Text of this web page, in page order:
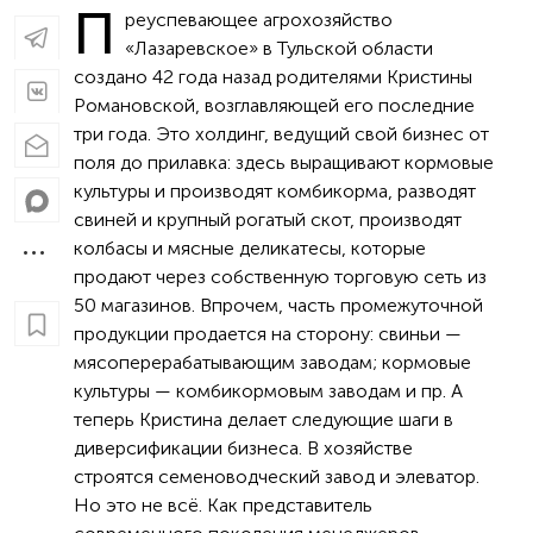
П
реуспевающее агрохозяйство
«Лазаревское» в Тульской области
создано 42 года назад родителями Кристины
Романовской, возглавляющей его последние
три года. Это холдинг, ведущий свой бизнес от
поля до прилавка: здесь выращивают кормовые
культуры и производят комбикорма, разводят
свиней и крупный рогатый скот, производят
колбасы и мясные деликатесы, которые
продают через собственную торговую сеть из
50 магазинов. Впрочем, часть промежуточной
продукции продается на сторону: свиньи —
мясоперерабатывающим заводам; кормовые
культуры — комбикормовым заводам и пр. А
теперь Кристина делает следующие шаги в
диверсификации бизнеса. В хозяйстве
строятся семеноводческий завод и элеватор.
Но это не всё. Как представитель